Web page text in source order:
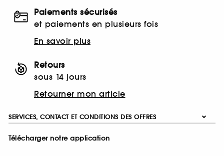
Paiements sécurisés
et paiements en plusieurs fois
En savoir plus
Retours
sous 14 jours
Retourner mon article
SERVICES, CONTACT ET CONDITIONS DES OFFRES
Télécharger notre application